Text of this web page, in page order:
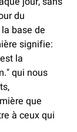
du
base de
signifie:
la
qui nous
que
à ceux qui